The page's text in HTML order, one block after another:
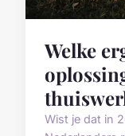
Welke
Wist je dat in